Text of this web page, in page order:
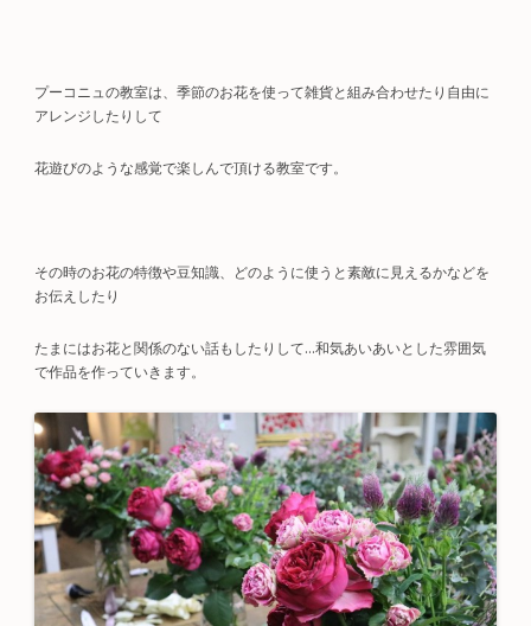
プーコニュの教室は、季節のお花を使って雑貨と組み合わせたり自由に
アレンジしたりして
花遊びのような感覚で楽しんで頂ける教室です。
その時のお花の特徴や豆知識、どのように使うと素敵に見えるかなどを
お伝えしたり
たまにはお花と関係のない話もしたりして…和気あいあいとした雰囲気
で作品を作っていきます。